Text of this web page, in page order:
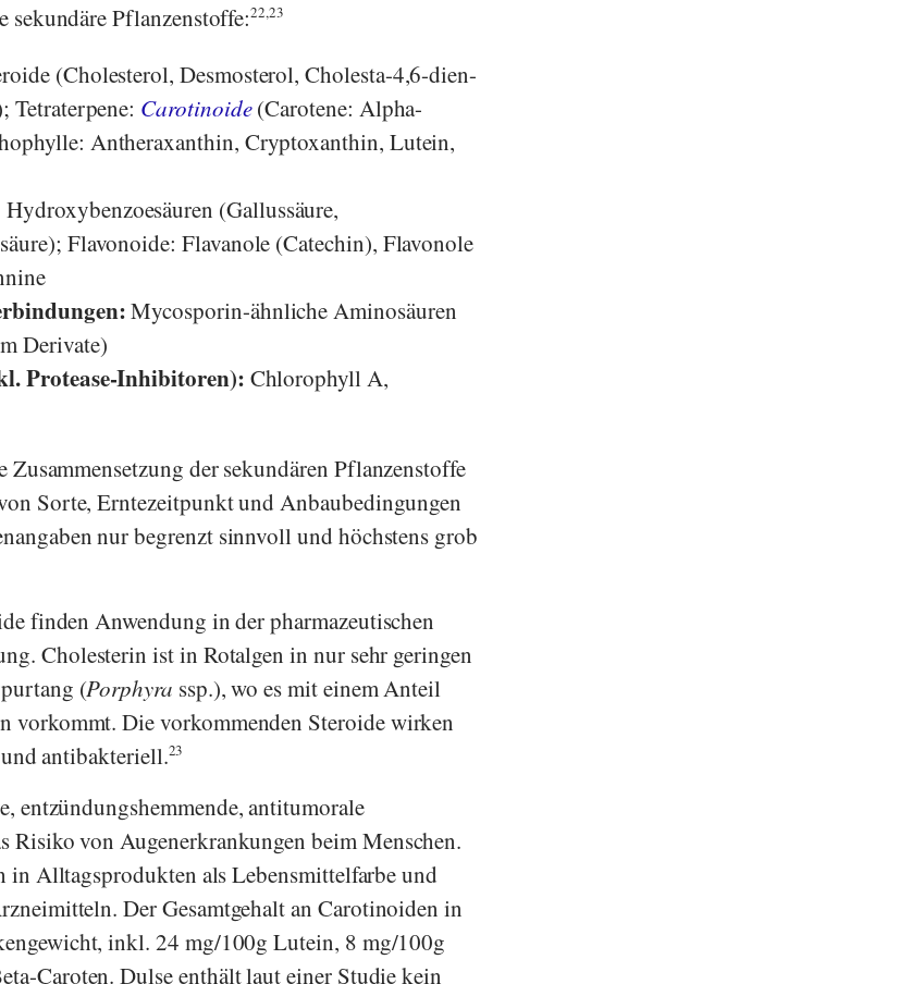
sekundäre Pflanzenstoffe:22,23
(Cholesterol, Desmosterol, Cholesta-4,6-dien-
Tetraterpene: Carotinoide(Carotene: Alpha-
Antheraxanthin, Cryptoxanthin, Lutein,
(Gallussäure,
Flavonoide: Flavanole (Catechin), Flavonole
Mycosporin-ähnliche Aminosäuren
Derivate)
Protease-Inhibitoren): Chlorophyll A,
Zusammensetzung der sekundären Pflanzenstoffe
Sorte, Erntezeitpunkt und Anbaubedingungen
nur begrenzt sinnvoll und höchstens grob
finden Anwendung in der pharmazeutischen
Cholesterin ist in Rotalgen in nur sehr geringen
(Porphyra ssp.), wo es mit einem Anteil
vorkommt. Die vorkommenden Steroide wirken
antibakteriell.23
entzündungshemmende, antitumorale
Risiko von Augenerkrankungen beim Menschen.
Alltagsprodukten als Lebensmittelfarbe und
Der Gesamtgehalt an Carotinoiden in
inkl. 24 mg/100g Lutein, 8 mg/100g
Caroten. Dulse enthält laut einer Studie kein